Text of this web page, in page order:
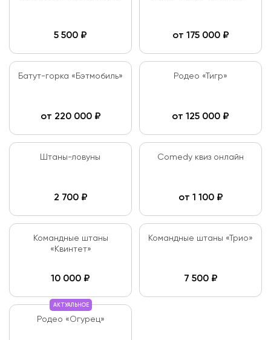
5 500 ₽ от 175 000₽
Батут-горка «Бэтмобиль»
от 220 000₽
Родео «Тигр»
от 125 000 ₽
Штаны-ловуны
2 700₽
Comedy квиз онлайн
от 1 100₽
Командные штаны
«Квинтет»
10 000 ₽
Командные штаны «Трио»
7 500₽
АКТУАЛЬНОЕ
Родео «Огурец»